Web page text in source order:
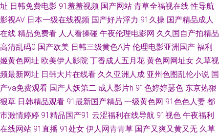
蕉伊人视频网 久久资源福利站 天天夜夜肏 91蜜桃 99爱久 久久素人 婷婷色
网 91视频按摩 福利AV电影 欧美另类AV 午夜av电影院 欧美第一浮力影院 欧
美激情18 果冻传媒一级A片 四虎色播 av三级片网 国浮第一浮力 欧美日韩中
色色 午夜毛片网址 97资源国产 国产美女自在线 欧美日本国产精品 午夜宅男
影院 wwwA片 精品视频初夜在线 日韩免费观看视频 91免费网页链接 久草热
线资源 日韩中文字 久草大香 亚洲影院老司机V 超碰在线欧美 麻豆91 91亚洲
址 日韩免费电影 91羞羞视频 国产网站 青草全福视在线 性导航
影视AV 日本一级在线视频 国产好片浮力 91久操 国产精品成人
在线 精品免费看 人人看操碰 午夜伦理电影网 久久国自产拍精品
高清乱码0 国产欧美 日韩三级黄色A片 伦理电影亚洲国产 福利
姬黄色网址 欧美伊人影院 丁香成人五月花 黄色网网址女 久草视
频最新网址 日韩大片在线看 久久亚洲人成 亚州色图乱伦小说 国
产va免费观看 国产人妖第二 成人影片h 91色婷婷瑟色 东京热狠
狠草 日韩精品观看 91最新国产精品 一级黄色网 91色色人妻 都
市激情婷婷 91精品国产91 云涩福利在线导航 91视色 午夜福利
在线网站 91直播 91处女 伊人网青青草 国产又爽又黄又无 久草